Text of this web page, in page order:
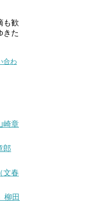
も歓
きた
合わ
崎章
郎
文春
柳田